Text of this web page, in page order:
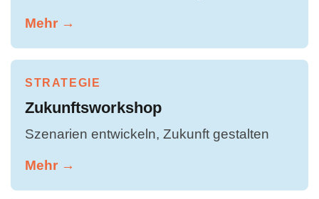
Mehr →
STRATEGIE
Zukunftsworkshop
Szenarien entwickeln, Zukunft gestalten
Mehr →